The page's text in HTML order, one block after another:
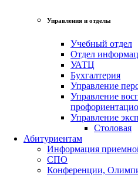
Управления и отделы
Учебный отдел
Отдел
УАТЦ
Бухгалтерия
Управление
Управление
Управление
Столовая
Абитуриентам
Информация
СПО
Конференции,